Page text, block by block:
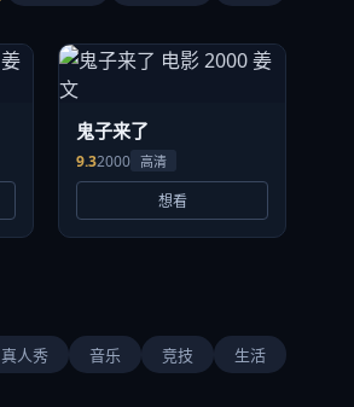
鬼子来了
9.32000 高清
想看
真人秀 音乐 竞技 生活